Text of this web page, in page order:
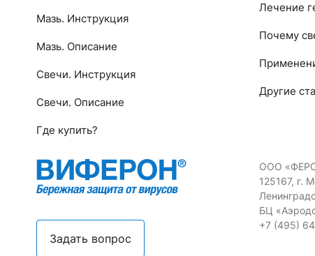
Мазь. Инструкция
Мазь. Описание
Свечи. Инструкция
Свечи. Описание
Где купить?
Лечение
Почему
Другие
Задать вопрос
ООО
125167, г.
БЦ
+7 (495)